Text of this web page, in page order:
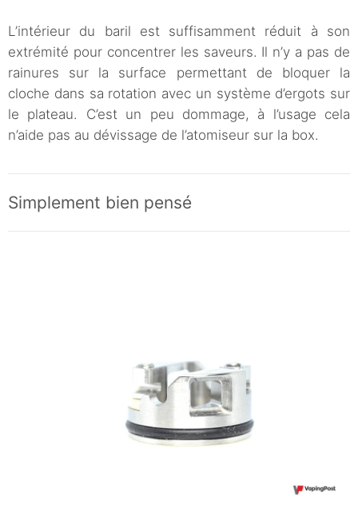
L’intérieur du baril est suffisamment réduit à son
extrémité pour concentrer les saveurs. Il n’y a pas de
rainures sur la surface permettant de bloquer la
cloche dans sa rotation avec un système d’ergots sur
le plateau. C’est un peu dommage, à l’usage cela
n’aide pas au dévissage de l’atomiseur sur la box.
Simplement bien pensé